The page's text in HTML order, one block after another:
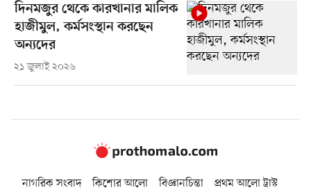
দিনমজুর থেকে কারখানার মালিক
হাজীমুল, কর্মসংস্থান করছেন
অন্যদের
২১ জুলাই ২০২৬
নাগরিক সংবাদ কিশোর আলো বিজ্ঞানচিন্তা
প্রথম আলো ট্রাস্ট